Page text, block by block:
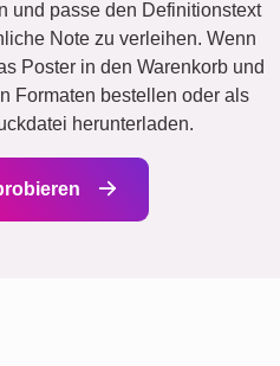
und passe den Definitionstext
Note zu verleihen. Wenn
Poster in den Warenkorb und
Formaten bestellen oder als
herunterladen.